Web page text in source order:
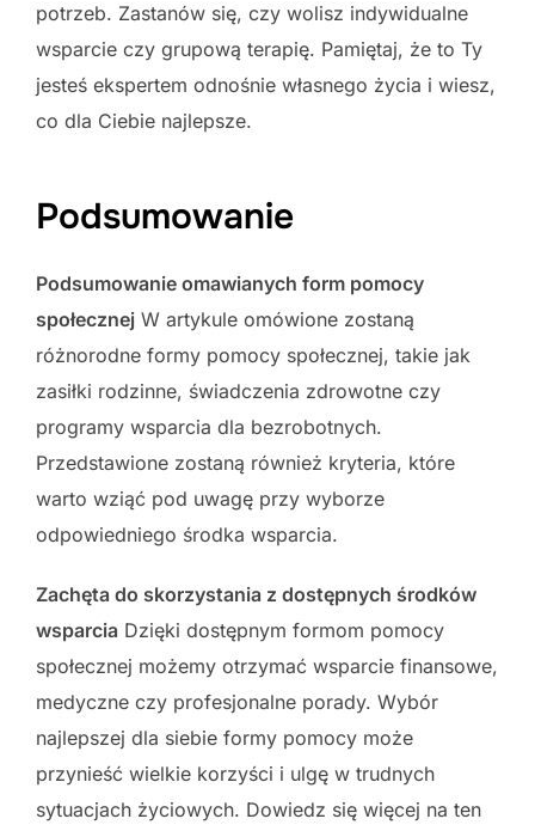
potrzeb. Zastanów się, czy wolisz indywidualne
wsparcie czy grupową terapię. Pamiętaj, że to Ty
jesteś ekspertem odnośnie własnego życia i wiesz,
co dla Ciebie najlepsze.
Podsumowanie
Podsumowanie omawianych form pomocy
społecznej W artykule omówione zostaną
różnorodne formy pomocy społecznej, takie jak
zasiłki rodzinne, świadczenia zdrowotne czy
programy wsparcia dla bezrobotnych.
Przedstawione zostaną również kryteria, które
warto wziąć pod uwagę przy wyborze
odpowiedniego środka wsparcia.
Zachęta do skorzystania z dostępnych środków
wsparcia Dzięki dostępnym formom pomocy
społecznej możemy otrzymać wsparcie finansowe,
medyczne czy profesjonalne porady. Wybór
najlepszej dla siebie formy pomocy może
przynieść wielkie korzyści i ulgę w trudnych
sytuacjach życiowych. Dowiedz się więcej na ten